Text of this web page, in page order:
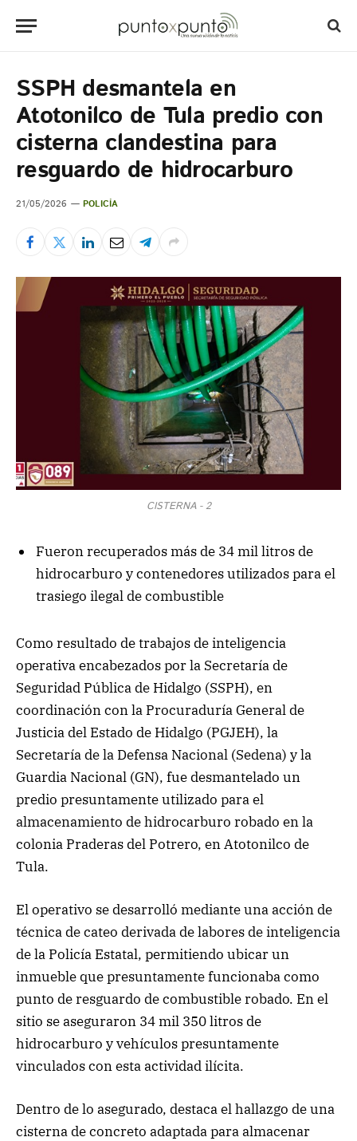
SSPH desmantela en
Atotonilco de Tula predio con
cisterna clandestina para
resguardo de hidrocarburo
21/05/2026 POLICÍA
CISTERNA - 2
Fueron recuperados más de 34 mil litros de
hidrocarburo y contenedores utilizados para el
trasiego ilegal de combustible
Como resultado de trabajos de inteligencia
operativa encabezados por la Secretaría de
Seguridad Pública de Hidalgo (SSPH), en
coordinación con la Procuraduría General de
Justicia del Estado de Hidalgo (PGJEH), la
Secretaría de la Defensa Nacional (Sedena) y la
Guardia Nacional (GN), fue desmantelado un
predio presuntamente utilizado para el
almacenamiento de hidrocarburo robado en la
colonia Praderas del Potrero, en Atotonilco de
Tula.
El operativo se desarrolló mediante una acción de
técnica de cateo derivada de labores de inteligencia
de la Policía Estatal, permitiendo ubicar un
inmueble que presuntamente funcionaba como
punto de resguardo de combustible robado. En el
sitio se aseguraron 34 mil 350 litros de
hidrocarburo y vehículos presuntamente
vinculados con esta actividad ilícita.
Dentro de lo asegurado, destaca el hallazgo de una
cisterna de concreto adaptada para almacenar